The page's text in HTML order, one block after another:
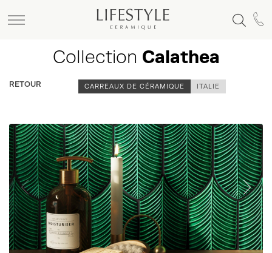
Collection Calathea
RETOUR CARREAUX DE CÉRAMIQUE ITALIE